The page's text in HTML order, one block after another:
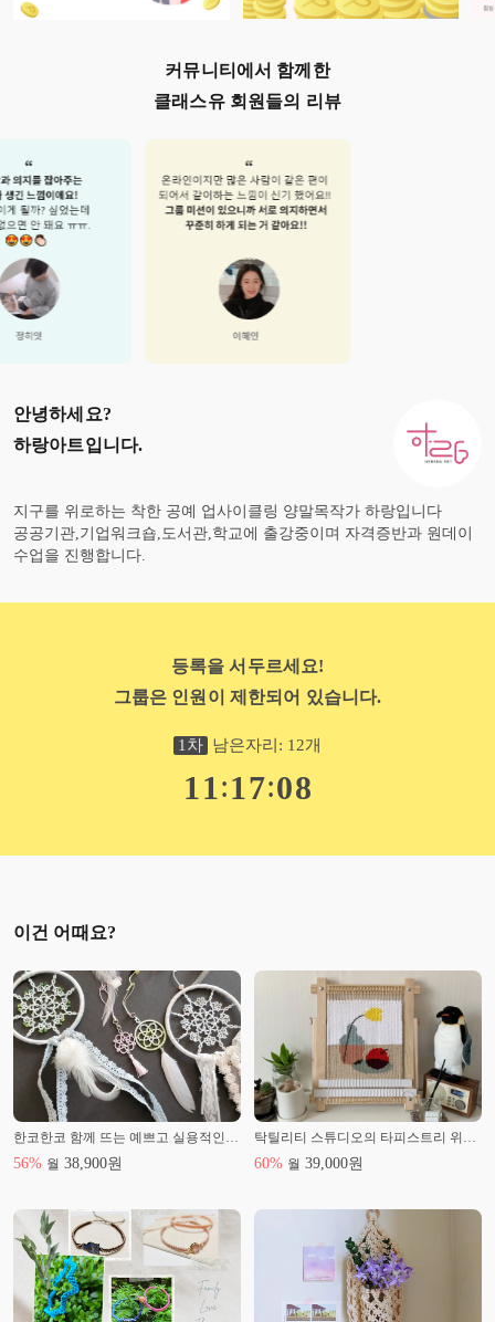
커뮤니티에서 함께한
클래스유 회원들의 리뷰
안녕하세요?
하랑아트입니다.
지구를 위로하는 착한 공예 업사이클링 양말목작가 하랑입니다
공공기관,기업워크숍,도서관,학교에 출강중이며 자격증반과 원데이
수업을 진행합니다.
등록을 서두르세요!
그룹은 인원이 제한되어 있습니다.
1 차 남은자리: 12개
11:17:07
이건 어때요?
한코한코 함께 뜨는 예쁘고 실용적인 태팅레이스
56% 월 38,900원
탁틸리티 스튜디오의 타피스트리 위빙 클래스
60% 월 39,000원